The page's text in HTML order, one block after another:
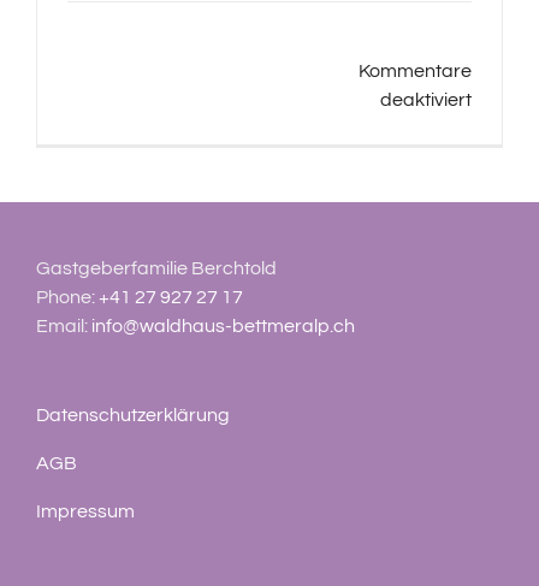
Kommentare
deaktiviertfür
Gastgeberfamilie Berchtold
Phone:+41 27 927 27 17
Email: info@waldhaus-bettmeralp.ch
Datenschutzerklärung
AGB
Impressum